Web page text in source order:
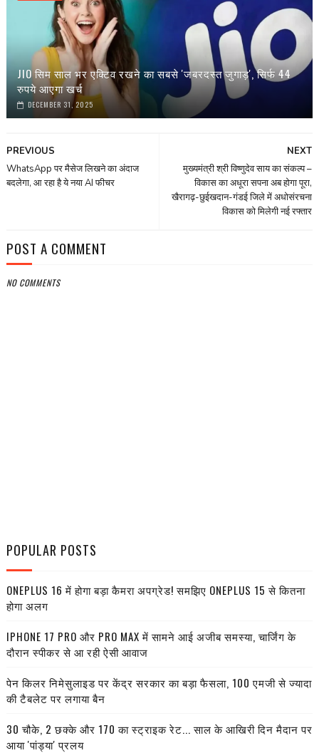
JIO सिम साल भर एक्टिव रखने का सबसे 'जबरदस्त जुगाड़', सिर्फ 44
रुपये आएगा खर्च
DECEMBER 31, 2025
NEXT
मुख्यमंत्री श्री विष्णुदेव साय का संकल्प –
विकास का अधूरा सपना अब होगा पूरा,
खैरागढ़-छुईखदान-गंडई जिले में अधोसंरचना
विकास को मिलेगी नई रफ्तार
PREVIOUS
WhatsApp पर मैसेज लिखने का अंदाज
बदलेगा, आ रहा है ये नया AI फीचर
POST A COMMENT
NO COMMENTS
POPULAR POSTS
ONEPLUS 16 में होगा बड़ा कैमरा अपग्रेड! समझिए ONEPLUS 15 से कितना
होगा अलग
IPHONE 17 PRO और PRO MAX में सामने आई अजीब समस्या, चार्जिंग के
दौरान स्पीकर से आ रही ऐसी आवाज
पेन किलर निमेसुलाइड पर केंद्र सरकार का बड़ा फैसला, 100 एमजी से ज्यादा
की टैबलेट पर लगाया बैन
30 चौके, 2 छक्के और 170 का स्ट्राइक रेट... साल के आखिरी दिन मैदान पर
आया 'पांड्या' प्रलय